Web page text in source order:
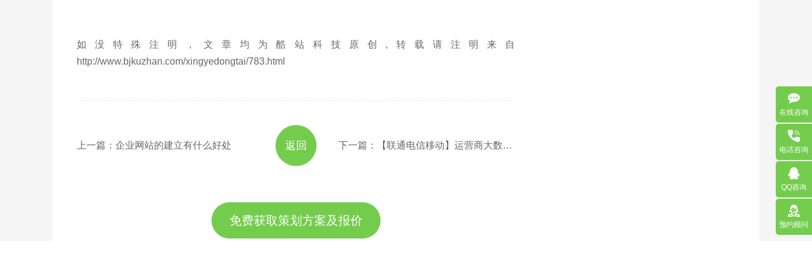
如没特殊注明，文章均为酷站科技原创,转载请注明来自
http://www.bjkuzhan.com/xingyedongtai/783.html
上一篇：企业网站的建立有什么好处 下一篇：【联通电信移动】运营商大数据精准营销，联通大数据精准获客，三大运营商大数据
返回
免费获取策划方案及报价
在线咨询
电话咨询
QQ咨询
预约顾问